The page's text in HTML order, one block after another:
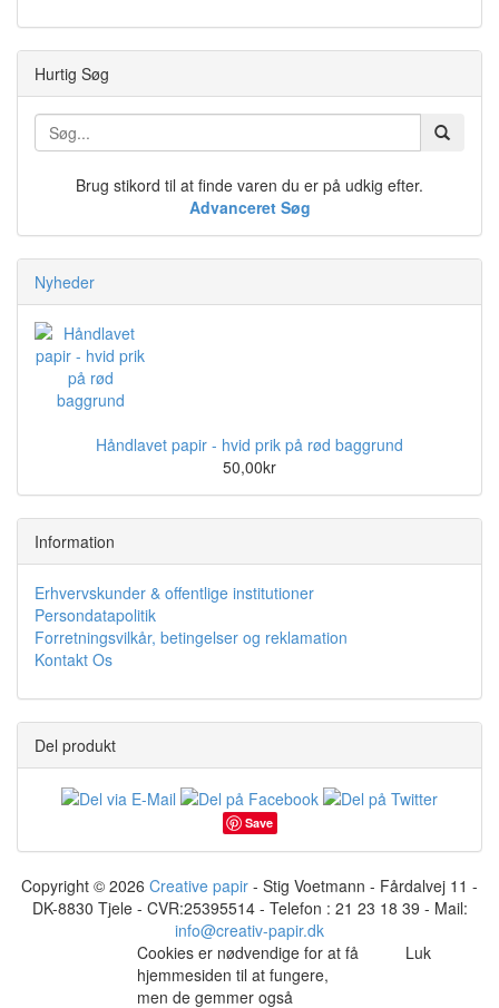
Hurtig Søg
Brug stikord til at finde varen du er på udkig efter.
Advanceret Søg
Nyheder
Håndlavet papir - hvid prik på rød baggrund
50,00kr
Information
Erhvervskunder & offentlige institutioner
Persondatapolitik
Forretningsvilkår, betingelser og reklamation
Kontakt Os
Del produkt
Save
Copyright © 2026 Creative papir - Stig Voetmann - Fårdalvej 11 -
DK-8830 Tjele - CVR:25395514 - Telefon : 21 23 18 39 - Mail:
info@creativ-papir.dk
Cookies er nødvendige for at få
hjemmesiden til at fungere,
men de gemmer også
Luk